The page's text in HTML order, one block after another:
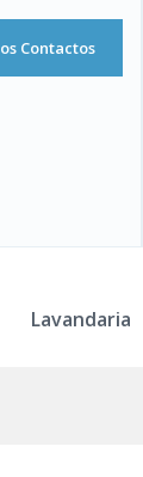
Contactos
Lavandaria